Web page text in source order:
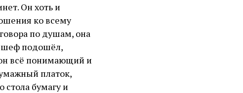
Он хоть и
ко всему
по душам, она
шеф подошёл,
всё понимающий и
платок,
стола бумагу и